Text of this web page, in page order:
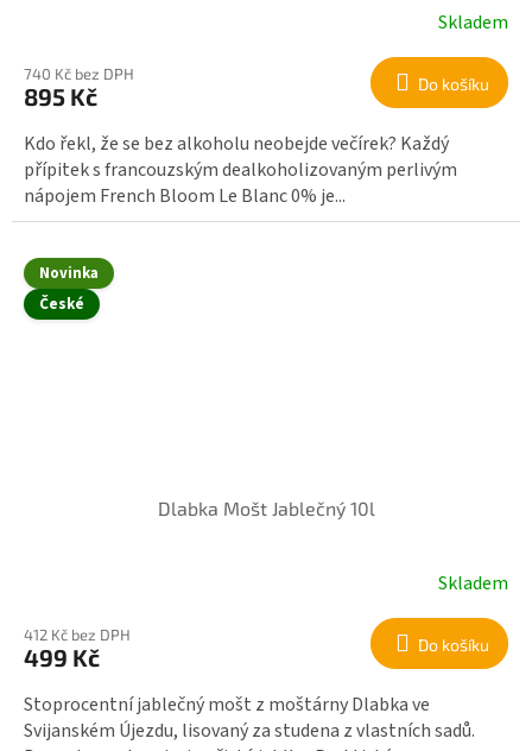
Skladem
740 Kč bez DPH
895 Kč Do košíku
Kdo řekl, že se bez alkoholu neobejde večírek? Každý
přípitek s francouzským dealkoholizovaným perlivým
nápojem French Bloom Le Blanc 0% je...
Novinka
České
Dlabka Mošt Jablečný 10l
Skladem
412 Kč bez DPH
499 Kč Do košíku
Stoprocentní jablečný mošt z moštárny Dlabka ve
Svijanském Újezdu, lisovaný za studena z vlastních sadů.